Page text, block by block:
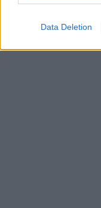
Data Deletion